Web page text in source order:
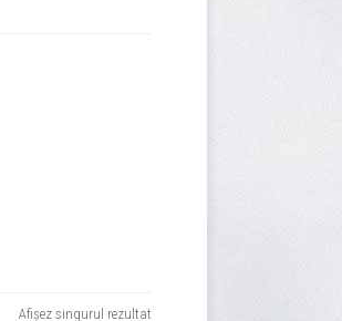
Afișez singurul rezultat